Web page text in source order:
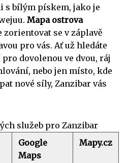
s bílým pískem, jako je
Mapa ostrova
zorientovat se v záplavě
pro vás. Ať už hledáte
dovolenou ve dvou, ráj
nebo jen místo, kde
nové síly, Zanzibar vás
služeb pro Zanzibar
Google
Maps
Mapy.cz